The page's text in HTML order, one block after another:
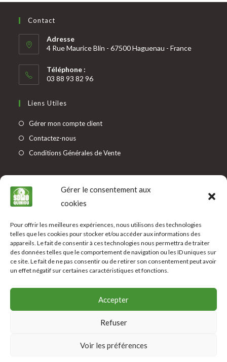
Gérer le consentement aux
cookies
Pour offrir les meilleures expériences, nous utilisons des technologies
telles que les cookies pour stocker et/ou accéder aux informations des
appareils. Le fait de consentir à ces technologies nous permettra de traiter
des données telles que le comportement de navigation ou les ID uniques sur
ce site. Le fait de ne pas consentir ou de retirer son consentement peut avoir
un effet négatif sur certaines caractéristiques et fonctions.
Accepter
Refuser
Voir les préférences
Contact
Adresse
4 Rue Maurice Blin - 67500 Haguenau - France
Téléphone :
03 88 93 82 96
Liens Utiles
Gérer mon compte client
Contactez-nous
Conditions Générales de Vente
Informations
Modes de paiement
Livraison
Suivez-Nous